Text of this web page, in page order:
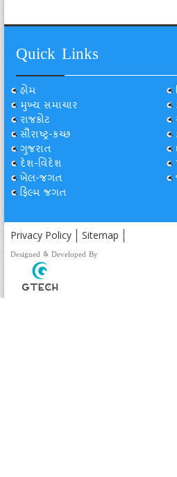
Quick Links
હોમ
મુખ્ય સમાચાર
રાજકોટ
સૌરાષ્ટ્ર-કચ્છ
ગુજરાત
દેશ-વિદેશ
ખેલ-જગત
ફિલ્મ જગત
Privacy Policy Sitemap
Designed & Developed By